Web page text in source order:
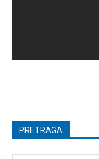
PRETRAGA